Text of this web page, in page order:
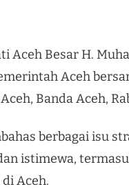
Aceh Besar H.
Aceh
Banda Aceh,
berbagai isu
istimewa,
Aceh.